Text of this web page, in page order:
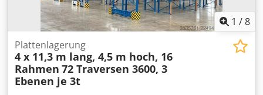
1 /8
Plattenlagerung
4 x 11,3 m lang, 4,5 m hoch, 16
Rahmen 72 Traversen 3600, 3
Ebenen je 3t